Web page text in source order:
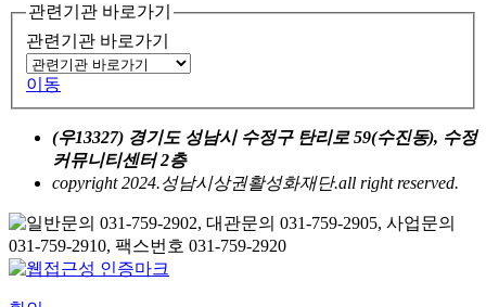
관련기관 바로가기
관련기관 바로가기
이동
(우13327) 경기도 성남시 수정구 탄리로 59(수진동), 수정
커뮤니티센터 2층
copyright 2024.성남시상권활성화재단.all right reserved.